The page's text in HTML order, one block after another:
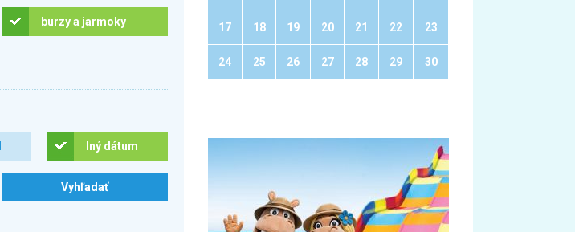
burzy a jarmoky
Iný dátum
17 18 19 20 21 22 23
24 25 26 27 28 29 30